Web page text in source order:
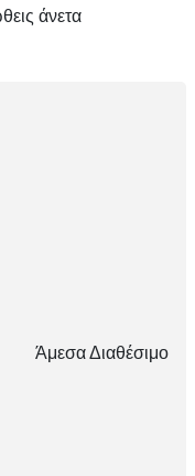
άνετα
Άμεσα Διαθέσιμο